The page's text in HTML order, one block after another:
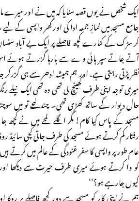
ایک شخص نے یوں قصہ سنایا کہ میں نے اور
جامع مسجد میں نمازِ جمعہ ادا کی اور گھر واپسی کے
کر سڑک کے کنارے کچھ فاصلے پر ایک بے آباد
آتے جاتے سپر ہائی وے سے بارہا گزرتے ہوئے
نظر پڑتی رہتی ہے، اور ہم ہمیشہ ادھر سے ہی
میری توجہ اپنی طرف کھینچ لی تھی وہ تھی ایک نیلے
حال دیوار کے ساتھ کھڑی تھی۔ چندلمحے تو میں
مسجد کے پاس کیا کام! مگر اگلے لمحے میں نے کچھ
رفتار کم کرتے ہوئے مسجد کی طرف جاتی کچی سائیڈ
عام طور پر واپسی کا سفر غنودگی کے عالم میں کرتے
کو وا کرتے ہوئے میری طرف حیرت سے دیکھا
کیوں جارہے ہو؟‘‘
ہم نے اپنی کار کو مسجد سے دور کچھ فاصلے پر